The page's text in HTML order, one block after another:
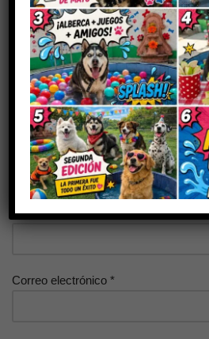
Tu dirección de correo electrónico no
campos obligatorios están marcados
Tu puntuación
Tu valoración*
Nombre*
Correo electrónico *